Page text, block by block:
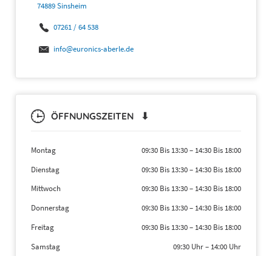
74889 Sinsheim
07261 / 64 538
info@euronics-aberle.de
ÖFFNUNGSZEITEN ⬇
Montag 09:30 Bis 13:30– 14:30 Bis 18:00
Dienstag
09:30 Bis 13:30– 14:30 Bis 18:00
Mittwoch
09:30 Bis 13:30– 14:30 Bis 18:00
Donnerstag
09:30 Bis 13:30– 14:30 Bis 18:00
Freitag
09:30 Bis 13:30– 14:30 Bis 18:00
Samstag
09:30 Uhr– 14:00 Uhr